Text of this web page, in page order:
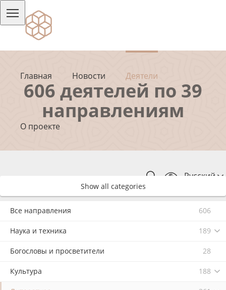
Главная Новости Деятели
О проекте
Русский
606 деятелей по 39
направлениям
Show all categories
Все направления 606
Наука и техника 189
Богословы и просветители 28
Культура 188